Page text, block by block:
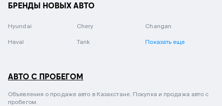
БРЕНДЫ НОВЫХ АВТО
Hyundai Chery Changan
Haval Tank Показать еще
АВТО С ПРОБЕГОМ
Объявления о продаже авто в Казахстане. Покупка и продажа авто с
пробегом.